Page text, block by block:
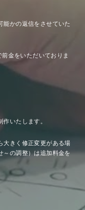
能かの返信をさせていた
金をいただいておりま
いたします。
大きく修正変更がある場
～の調整）は追加料金を